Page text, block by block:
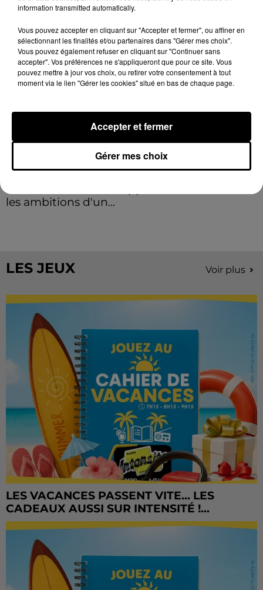
LE GRAND FORMAT
Stars'Terre 2026 : Philippe Palmieri dévoile
les ambitions d'un...
LES JEUX Voir plus
LES VACANCES PASSENT VITE... LES
CADEAUX AUSSI SUR INTENSITÉ !...
information transmitted automatically.
Vous pouvez accepter en cliquant sur "Accepter et fermer", ou affiner en
sélectionnant les finalités et/ou partenaires dans "Gérer mes choix".
Vous pouvez également refuser en cliquant sur "Continuer sans
accepter". Vos préférences ne s'appliqueront que pour ce site. Vous
pouvez mettre à jour vos choix, ou retirer votre consentement à tout
moment via le lien "Gérer les cookies" situé en bas de chaque page.
Gérer mes choix
Accepter et fermer